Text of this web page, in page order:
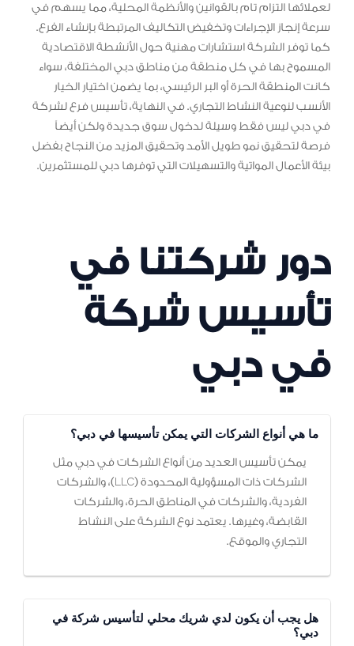
لعملائها التزام تام بالقوانين والأنظمة المحلية، مما يسهم في
سرعة إنجاز الإجراءات وتخفيض التكاليف المرتبطة بإنشاء الفرع.
كما توفر الشركة استشارات مهنية حول الأنشطة الاقتصادية
المسموح بها في كل منطقة من مناطق دبي المختلفة، سواء
كانت المنطقة الحرة أو البر الرئيسي، بما يضمن اختيار الخيار
الأنسب لنوعية النشاط التجاري. في النهاية، تأسيس فرع لشركة
في دبي ليس فقط وسيلة لدخول سوق جديدة ولكن أيضاً
فرصة لتحقيق نمو طويل الأمد وتحقيق المزيد من النجاح بفضل
بيئة الأعمال المواتية والتسهيلات التي توفرها دبي للمستثمرين.
دور شركتنا في
تأسيس شركة
في دبي
ما هي أنواع الشركات التي يمكن تأسيسها في دبي؟
يمكن تأسيس العديد من أنواع الشركات في دبي مثل
الشركات ذات المسؤولية المحدودة (LLC)، والشركات
الفردية، والشركات في المناطق الحرة، والشركات
القابضة، وغيرها. يعتمد نوع الشركة على النشاط
التجاري والموقع.
هل يجب أن يكون لدي شريك محلي لتأسيس شركة في
دبي؟